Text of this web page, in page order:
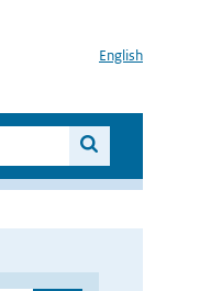
English